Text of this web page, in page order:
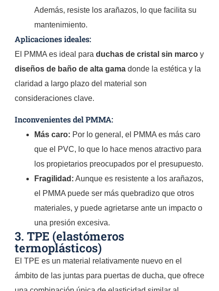
Además, resiste los arañazos, lo que facilita su
mantenimiento.
Aplicaciones ideales:
El PMMA es ideal para duchas de cristal sin marco y
diseños de baño de alta gama donde la estética y la
claridad a largo plazo del material son
consideraciones clave.
Inconvenientes del PMMA:
Más caro: Por lo general, el PMMA es más caro
que el PVC, lo que lo hace menos atractivo para
los propietarios preocupados por el presupuesto.
Fragilidad: Aunque es resistente a los arañazos,
el PMMA puede ser más quebradizo que otros
materiales, y puede agrietarse ante un impacto o
una presión excesiva.
3. TPE (elastómeros
termoplásticos)
El TPE es un material relativamente nuevo en el
ámbito de las juntas para puertas de ducha, que ofrece